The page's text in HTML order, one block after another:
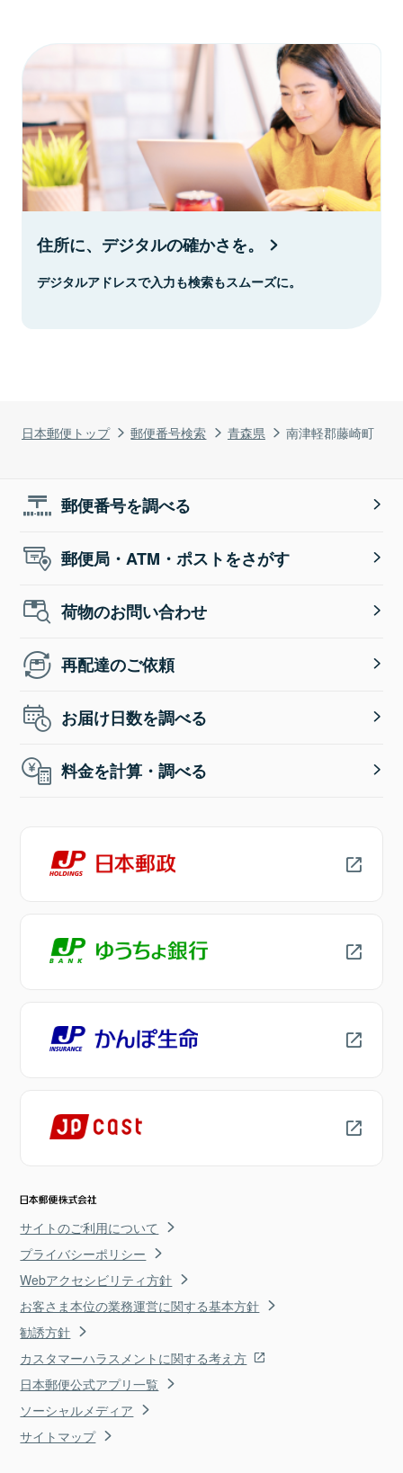
日本郵便トップ 郵便番号検索 青森県 南津軽郡藤崎町
住所に、デジタルの確かさを。
デジタルアドレスで入力も検索もスムーズに。
郵便番号を調べる
郵便局・ATM・ポストをさがす
荷物のお問い合わせ
再配達のご依頼
お届け日数を調べる
料金を計算・調べる
サイトのご利用について
プライバシーポリシー
Webアクセシビリティ方針
お客さま本位の業務運営に関する基本方針
勧誘方針
カスタマーハラスメントに関する考え方
日本郵便公式アプリ一覧
ソーシャルメディア
サイトマップ